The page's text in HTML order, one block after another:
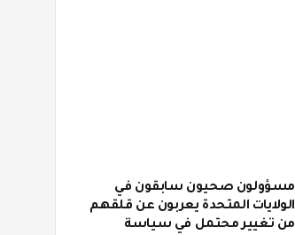
مسؤولون صحيون سابقون في
الولايات المتحدة يعربون عن قلقهم
من تغيير محتمل في سياسة